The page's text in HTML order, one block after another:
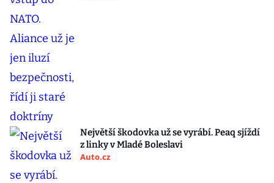
Největší škodovka už se vyrábí. Peaq sjíždí
z linky v Mladé Boleslavi
Auto.cz